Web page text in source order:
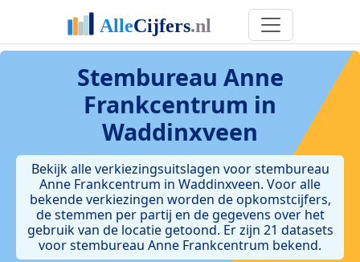
Stembureau Anne
Frankcentrum in
Waddinxveen
Bekijk alle verkiezingsuitslagen voor stembureau
Anne Frankcentrum in Waddinxveen. Voor alle
bekende verkiezingen worden de opkomstcijfers,
de stemmen per partij en de gegevens over het
gebruik van de locatie getoond. Er zijn 21 datasets
voor stembureau Anne Frankcentrum bekend.